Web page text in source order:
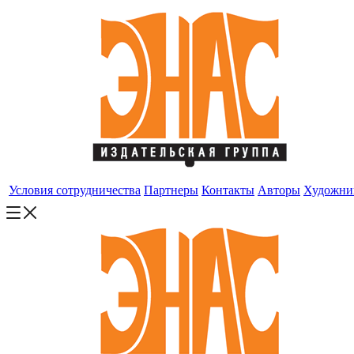
Условия сотрудничества Партнеры Контакты Авторы